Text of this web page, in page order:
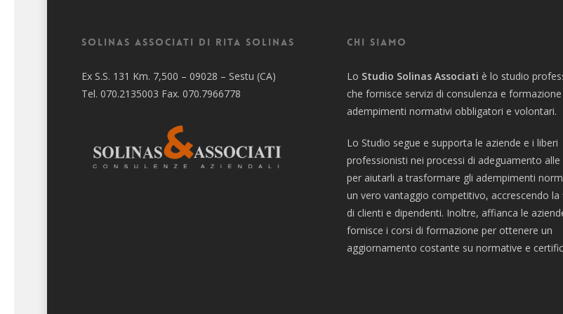
Solinas Associati di Rita Solinas
Ex S.S. 131 Km. 7,500 – 09028 – Sestu (CA)
Tel. 070.2135003 Fax. 070.7966778
Chi siamo
Lo Studio Solinas Associati è lo studio
che fornisce servizi di consulenza e formazione
adempimenti normativi obbligatori e volontari.
Lo Studio segue e supporta le aziende e i liberi
professionisti nei processi di adeguamento
per aiutarli a trasformare gli adempimenti
un vero vantaggio competitivo, accrescendo la
di clienti e dipendenti. Inoltre, affianca le
fornisce i corsi di formazione per ottenere un
aggiornamento costante su normative e